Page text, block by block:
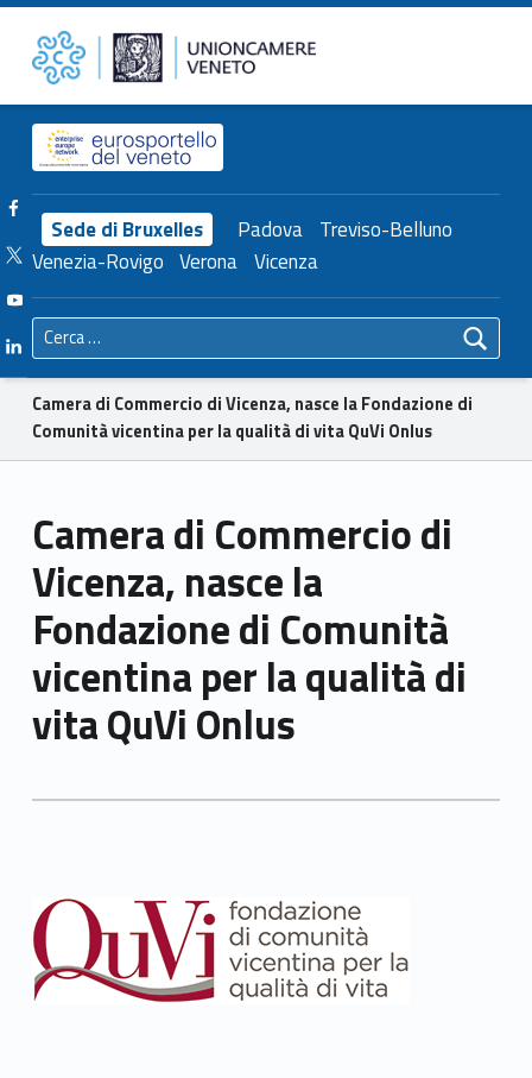
Camera di Commercio di Vicenza, nasce la Fondazione di Comunità vicentina per la qualità di vita QuVi Onlus – Unioncamere del Veneto
Unioncamere del Veneto
Header info sidebar
Sede di Bruxelles Padova Treviso-Belluno
Venezia-Rovigo Verona Vicenza
Facebook Unioncamere Veneto
Twitter Unioncamere Veneto
Youtube Unioncamere Veneto
Linkedin Unioncamere Veneto
Ricerca per:
Breadcrumbs navigation
Camera di Commercio di Vicenza, nasce la Fondazione di
Comunità vicentina per la qualità di vita QuVi Onlus
Camera di Commercio di
Vicenza, nasce la
Fondazione di Comunità
vicentina per la qualità di
vita QuVi Onlus